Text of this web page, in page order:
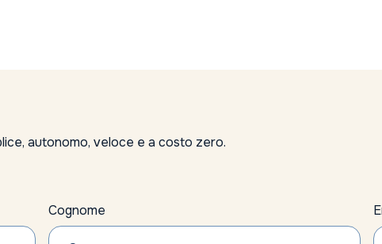
autonomo, veloce e a costo zero.
Cognome